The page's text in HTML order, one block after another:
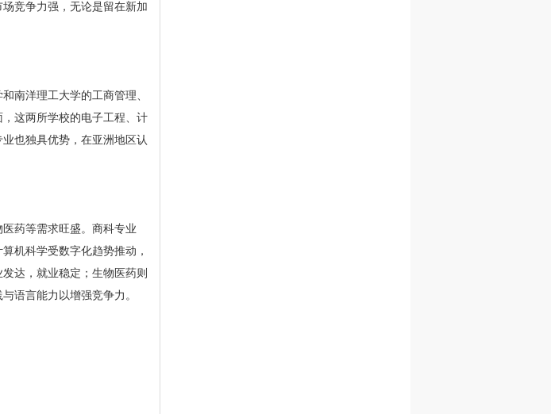
竞争力强，无论是留在新加
南洋理工大学的工商管理、
这两所学校的电子工程、计
也独具优势，在亚洲地区认
药等需求旺盛。商科专业
机科学受数字化趋势推动，
达，就业稳定；生物医药则
语言能力以增强竞争力。